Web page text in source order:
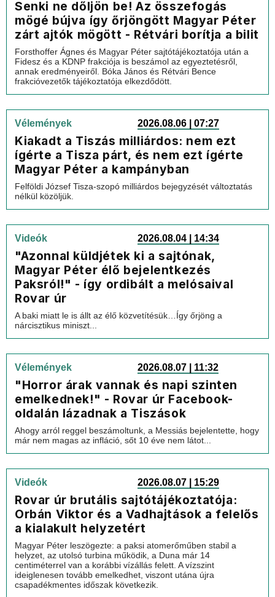
Senki ne dőljön be! Az összefogás
mögé bújva így őrjöngött Magyar Péter
zárt ajtók mögött - Rétvári borítja a bilit
Forsthoffer Ágnes és Magyar Péter sajtótájékoztatója után a
Fidesz és a KDNP frakciója is beszámol az egyeztetésről,
annak eredményeiről. Bóka János és Rétvári Bence
frakcióvezetők tájékoztatója elkezdődött.
Vélemények 2026.08.06 | 07:27
Kiakadt a Tiszás milliárdos: nem ezt
ígérte a Tisza párt, és nem ezt ígérte
Magyar Péter a kampányban
Felföldi József Tisza-szopó milliárdos bejegyzését változtatás
nélkül közöljük.
Videók 2026.08.04 | 14:34
"Azonnal küldjétek ki a sajtónak,
Magyar Péter élő bejelentkezés
Paksról!" - így ordibált a melósaival
Rovar úr
A baki miatt le is állt az élő közvetítésük…Így őrjöng a
nárcisztikus miniszt...
Vélemények 2026.08.07 | 11:32
"Horror árak vannak és napi szinten
emelkednek!" - Rovar úr Facebook-
oldalán lázadnak a Tiszások
Ahogy arról reggel beszámoltunk, a Messiás bejelentette, hogy
már nem magas az infláció, sőt 10 éve nem látot...
Videók 2026.08.07 | 15:29
Rovar úr brutális sajtótájékoztatója:
Orbán Viktor és a Vadhajtások a felelős
a kialakult helyzetért
Magyar Péter leszögezte: a paksi atomerőműben stabil a
helyzet, az utolsó turbina működik, a Duna már 14
centiméterrel van a korábbi vízállás felett. A vízszint
ideiglenesen tovább emelkedhet, viszont utána újra
csapadékmentes időszak következik.